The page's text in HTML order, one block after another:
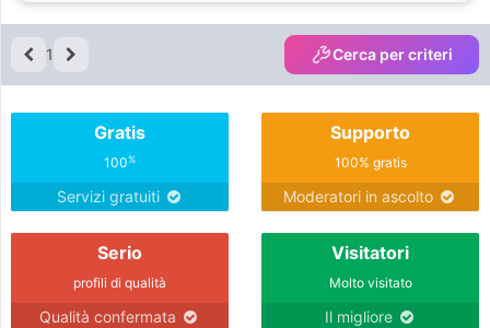
1 Cerca per criteri
Gratis
100%
Servizi gratuiti
Supporto
100% gratis
Moderatori in ascolto
Serio
profili di qualità
Qualità confermata
Visitatori
Molto visitato
Il migliore